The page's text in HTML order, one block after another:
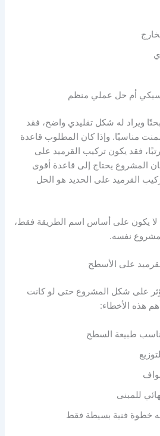
أم حل عملي منظم
ويراد له شكل تقليدي واضح، فقد
مناسبًا. وإذا كان المطلوب قاعدة
فقد يكون تركيب القرميد على
المشروع يحتاج إلى قاعدة أقوى
القرميد على الحديد هو الحل
لا يكون على أساس اسم الطريقة فقط،
نفسه.
على الأسطح
على شكل المشروع حتى لو كانت
هذه الأخطاء:
تناسب طبيعة السطح
للمبنى
خطوة فنية بسيطة فقط